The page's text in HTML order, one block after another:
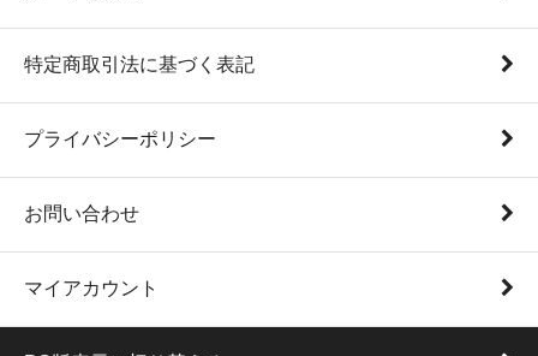
特定商取引法に基づく表記
プライバシーポリシー
お問い合わせ
マイアカウント